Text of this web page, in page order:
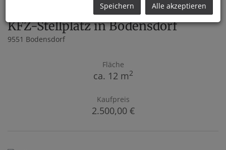
KFZ-Stellplatz in Bodensdorf
9551 Bodensdorf
Fläche
ca. 12 m2
Kaufpreis
2.500,00 €
Speichern Alle akzeptieren